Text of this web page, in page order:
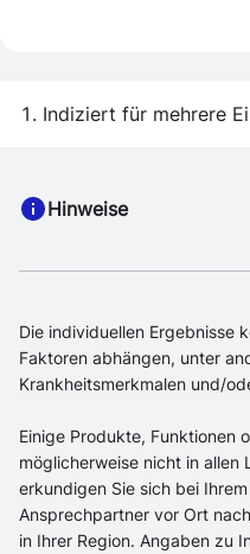
Indiziert für mehrere
Hinweise
Die individuellen Ergebnisse
Faktoren abhängen, unter
Krankheitsmerkmalen und/
Einige Produkte, Funktionen
möglicherweise nicht in allen
erkundigen Sie sich bei
Ansprechpartner vor Ort
in Ihrer Region. Angaben zu